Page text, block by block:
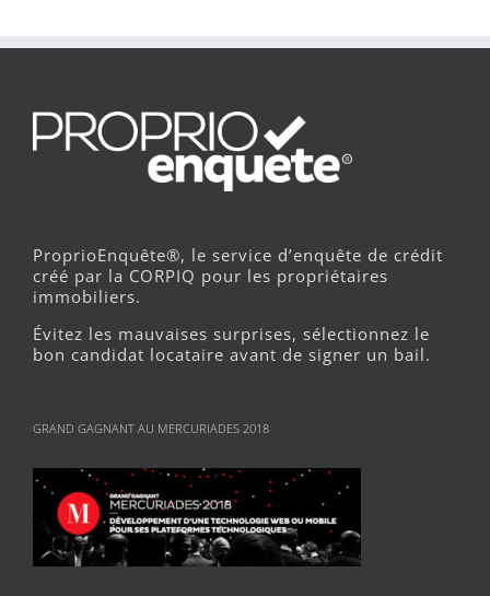
ProprioEnquête®, le service d’enquête de crédit
créé par la CORPIQ pour les propriétaires
immobiliers.
Évitez les mauvaises surprises, sélectionnez le
bon candidat locataire avant de signer un bail.
GRAND GAGNANT AU MERCURIADES 2018